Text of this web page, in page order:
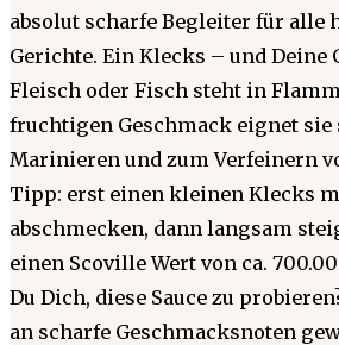
absolut scharfe Begleiter für alle
Gerichte. Ein Klecks – und Deine
Fleisch oder Fisch steht in
fruchtigen Geschmack eignet sie
Marinieren und zum Verfeinern
Tipp: erst einen kleinen Klecks
abschmecken, dann langsam
einen Scoville Wert von ca.
Du Dich, diese Sauce zu
an scharfe Geschmacksnoten